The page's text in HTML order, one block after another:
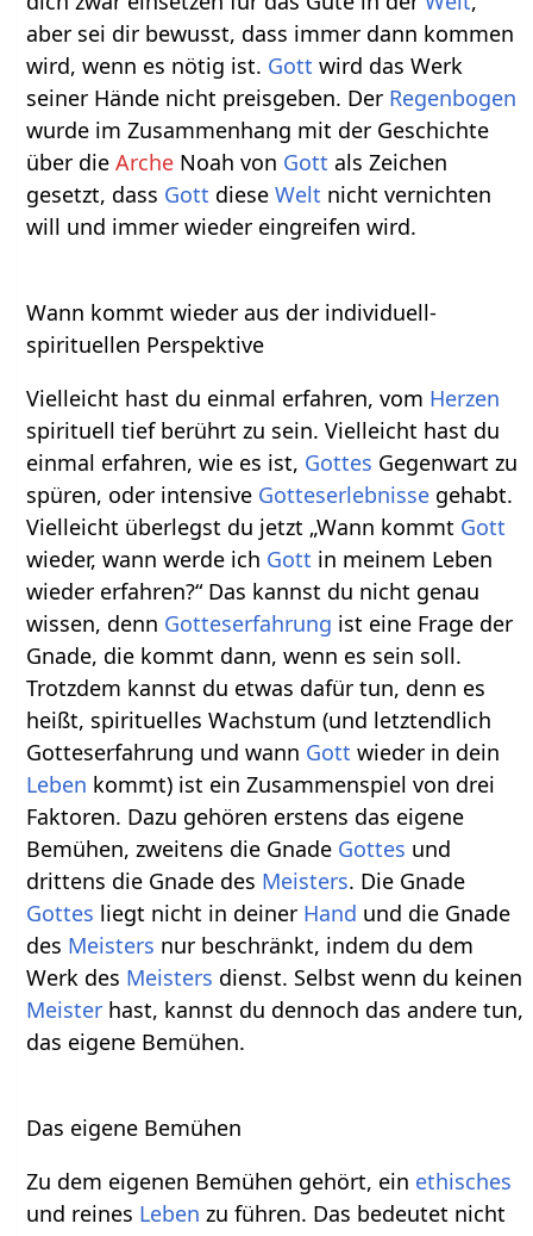
aber sei dir bewusst, dass immer dann kommen
wird, wenn es nötig ist. Gott wird das Werk
seiner Hände nicht preisgeben. Der Regenbogen
wurde im Zusammenhang mit der Geschichte
über dieArche Noah von Gott als Zeichen
gesetzt, dass Gott dieseWelt nicht vernichten
will und immer wieder eingreifen wird.
Wann kommt wieder aus der individuell-
spirituellen Perspektive
Vielleicht hast du einmal erfahren, vom Herzen
spirituell tief berührt zu sein. Vielleicht hast du
einmal erfahren, wie es ist, Gottes Gegenwart zu
spüren, oder intensive Gotteserlebnisse gehabt.
Vielleicht überlegst du jetzt „Wann kommt Gott
wieder, wann werde ich Gott in meinem Leben
wieder erfahren?“ Das kannst du nicht genau
wissen, denn Gotteserfahrung ist eine Frage der
Gnade, die kommt dann, wenn es sein soll.
Trotzdem kannst du etwas dafür tun, denn es
heißt, spirituelles Wachstum (und letztendlich
Gotteserfahrung und wann Gott wieder in dein
Leben kommt) ist ein Zusammenspiel von drei
Faktoren. Dazu gehören erstens das eigene
Bemühen, zweitens die Gnade Gottes und
drittens die Gnade des Meisters. Die Gnade
Gottes liegt nicht in deiner Hand und die Gnade
des Meisters nur beschränkt, indem du dem
Werk des Meisters dienst. Selbst wenn du keinen
Meister hast, kannst du dennoch das andere tun,
das eigene Bemühen.
Das eigene Bemühen
Zu dem eigenen Bemühen gehört, ein ethisches
und reines Leben zu führen. Das bedeutet nicht